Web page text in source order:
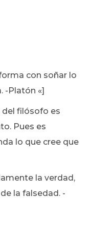
con soñar lo
-Platón «]
filósofo es
Pues es
lo que cree que
la verdad,
la falsedad. -